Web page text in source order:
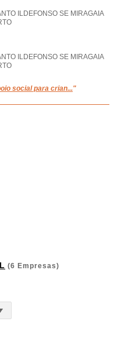
ILDEFONSO SE MIRAGAIA
ILDEFONSO SE MIRAGAIA
social para crian..."
(6 Empresas)